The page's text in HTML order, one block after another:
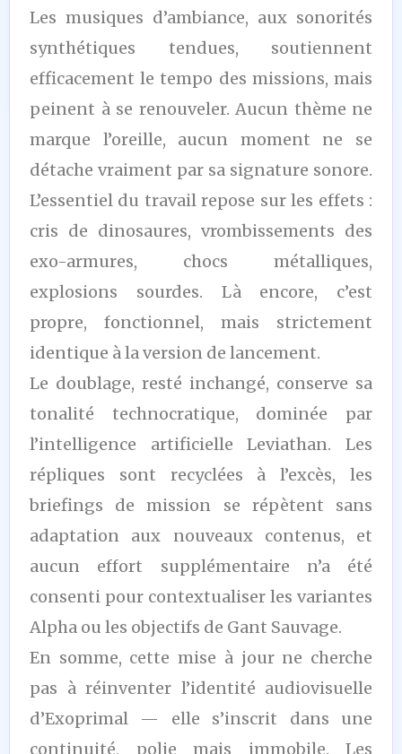
Les musiques d’ambiance, aux sonorités
synthétiques tendues, soutiennent
efficacement le tempo des missions, mais
peinent à se renouveler. Aucun thème ne
marque l’oreille, aucun moment ne se
détache vraiment par sa signature sonore.
L’essentiel du travail repose sur les effets :
cris de dinosaures, vrombissements des
exo-armures, chocs métalliques,
explosions sourdes. Là encore, c’est
propre, fonctionnel, mais strictement
identique à la version de lancement.
Le doublage, resté inchangé, conserve sa
tonalité technocratique, dominée par
l’intelligence artificielle Leviathan. Les
répliques sont recyclées à l’excès, les
briefings de mission se répètent sans
adaptation aux nouveaux contenus, et
aucun effort supplémentaire n’a été
consenti pour contextualiser les variantes
Alpha ou les objectifs de Gant Sauvage.
En somme, cette mise à jour ne cherche
pas à réinventer l’identité audiovisuelle
d’Exoprimal — elle s’inscrit dans une
continuité, polie mais immobile. Les